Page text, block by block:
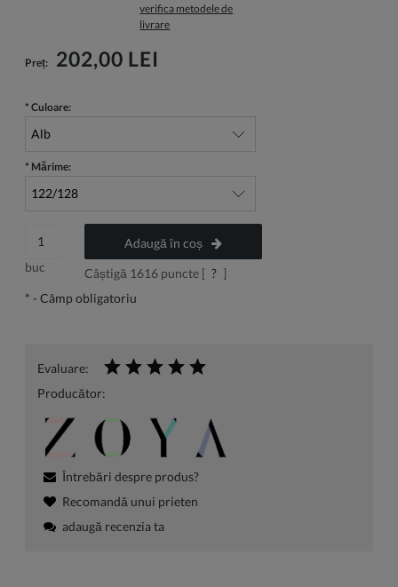
Pretul nu include eventualele costuri de plata
verifica metodele de
livrare
Preț: 202,00 LEI
* Culoare:
* Mărime:
buc
Adaugă în coș
Câștigă 1616puncte [ ? ]
* - Câmp obligatoriu
Evaluare:
Producător:
Întrebări despre produs?
Recomandă unui prieten
adaugă recenzia ta